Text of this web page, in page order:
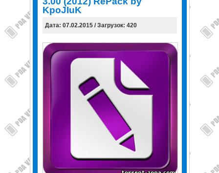
KpoJIuK
Дата: 07.02.2015 / Загрузок: 420